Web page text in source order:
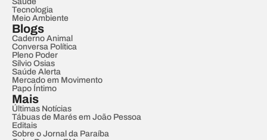
Tecnologia
Meio Ambiente
Blogs
Caderno Animal
Conversa Política
Pleno Poder
Sílvio Osias
Saúde Alerta
Mercado em Movimento
Papo Íntimo
Mais
Últimas Notícias
Tábuas de Marés em João Pessoa
Editais
Sobre o Jornal da Paraíba